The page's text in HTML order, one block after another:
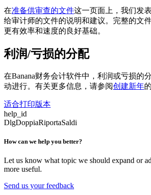
在准备供审查的文件这一页面上，我们发
给审计师的文件的说明和建议。完整的文
更有效率和速度的良好基础。
利润/亏损的分配
在Banana财务会计软件中，利润或亏损的
动进行。有关更多信息，请参阅创建新年
适合打印版本
help_id
DlgDoppiaRiportaSaldi
How can we help you better?
Let us know what topic we should expand or
more useful.
Send us your feedback